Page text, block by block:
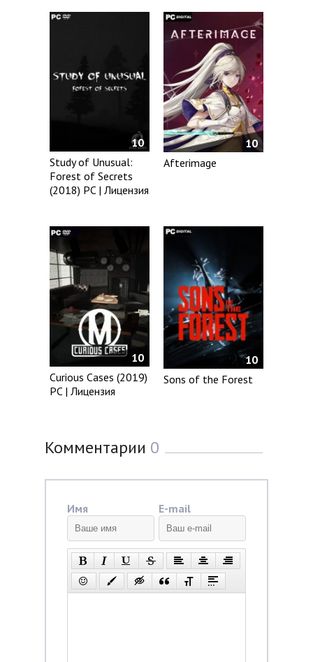
10
Study of Unusual:
Forest of Secrets
(2018) PC | Лицензия
10
Afterimage
10
Curious Cases (2019)
PC | Лицензия
10
Sons of the Forest
Комментарии 0
Имя E-mail